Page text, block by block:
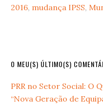
2016, mudança IPSS,
Primary
Sidebar
O MEU(S) ÚLTIMO(S)
PRR no Setor Social: O
“Nova Geração de